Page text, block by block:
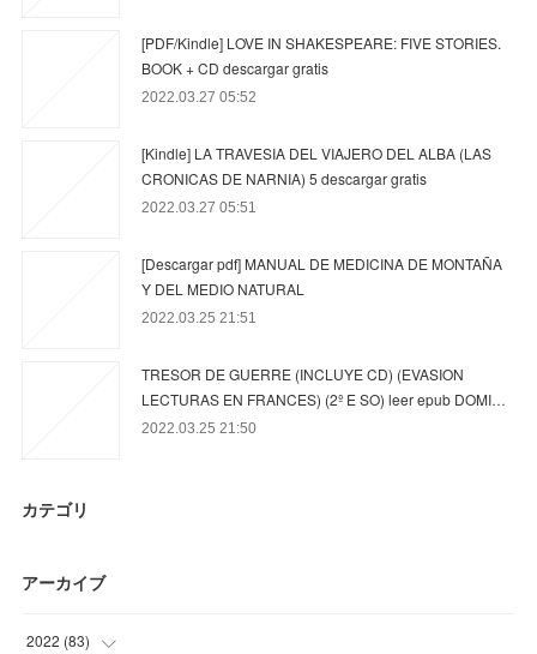
[PDF/Kindle] LOVE IN SHAKESPEARE: FIVE STORIES.
BOOK + CD descargar gratis
2022.03.27 05:52
[Kindle] LA TRAVESIA DEL VIAJERO DEL ALBA (LAS
CRONICAS DE NARNIA) 5 descargar gratis
2022.03.27 05:51
[Descargar pdf] MANUAL DE MEDICINA DE MONTAÑA
Y DEL MEDIO NATURAL
2022.03.25 21:51
TRESOR DE GUERRE (INCLUYE CD) (EVASION
LECTURAS EN FRANCES) (2º E SO) leer epub DOMI…
2022.03.25 21:50
カテゴリ
アーカイブ
2022 (83)